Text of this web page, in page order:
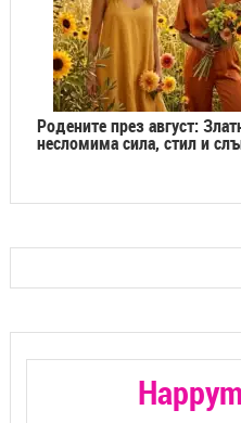
Родените през август:
несломима сила, стил и